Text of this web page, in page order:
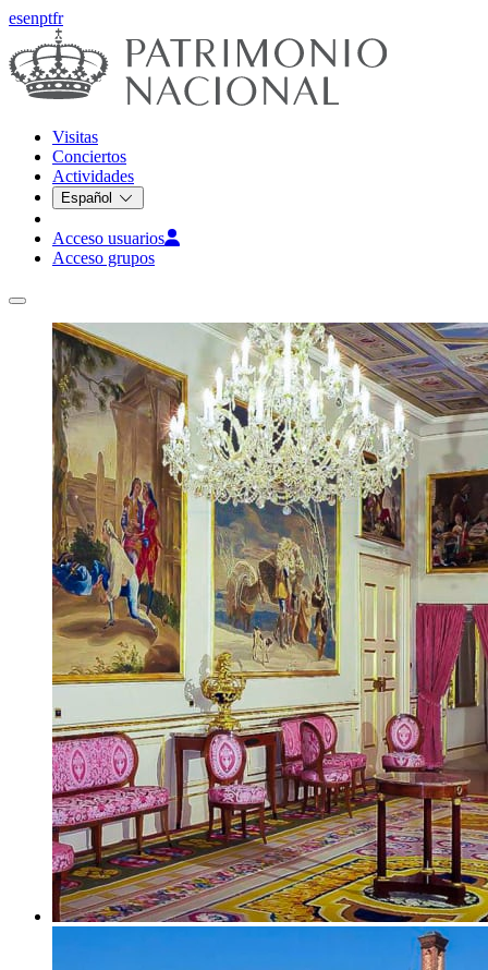
esenptfr
Visitas
Conciertos
Actividades
Español
Acceso usuarios
Acceso grupos